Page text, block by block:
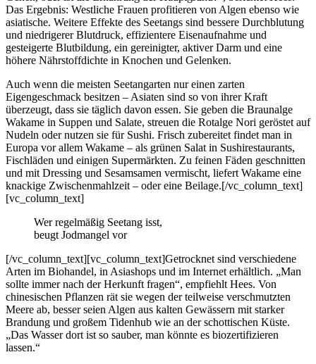
Das Ergebnis: Westliche Frauen profitieren von Algen ebenso wie
asiatische. Weitere Effekte des Seetangs sind bessere Durchblutung
und niedrigerer Blutdruck, effizientere Eisenaufnahme und
gesteigerte Blutbildung, ein gereinigter, aktiver Darm und eine
höhere Nährstoffdichte in Knochen und Gelenken.
Auch wenn die meisten Seetangarten nur einen zarten
Eigengeschmack besitzen – Asiaten sind so von ihrer Kraft
überzeugt, dass sie täglich davon essen. Sie geben die Braunalge
Wakame in Suppen und Salate, streuen die Rotalge Nori ge­röstet auf
Nudeln oder nutzen sie für Sushi. Frisch zubereitet findet man in
Europa vor allem Wakame – als grünen Salat in Sushirestaurants,
Fischläden und einigen Supermärkten. Zu feinen Fäden geschnitten
und mit Dressing und Sesamsamen vermischt, liefert Wakame eine
knackige Zwischenmahlzeit – oder eine Beilage.[/vc_column_text]
[vc_column_text]
Wer regelmäßig Seetang isst,
beugt Jodmangel vor
[/vc_column_text][vc_column_text]Getrocknet sind verschiedene
Arten im Biohandel, in Asiashops und im Internet erhältlich. „Man
sollte immer nach der Herkunft fragen“, empfiehlt Hees. Von
chinesischen Pflanzen rät sie wegen der teilweise verschmutzten
Meere ab, besser seien Algen aus kalten Gewässern mit starker
Brandung und großem Tidenhub wie an der schottischen Küste.
„Das Wasser dort ist so sauber, man könnte es bio­zer­tifizieren
lassen.“